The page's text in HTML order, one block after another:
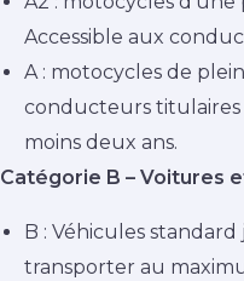
Accessible aux
A : motocycles de
conducteurs titulaires
moins deux ans.
Catégorie B – Voitures
B : Véhicules
transporter au